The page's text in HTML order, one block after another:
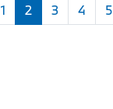
1 2 3 4 5